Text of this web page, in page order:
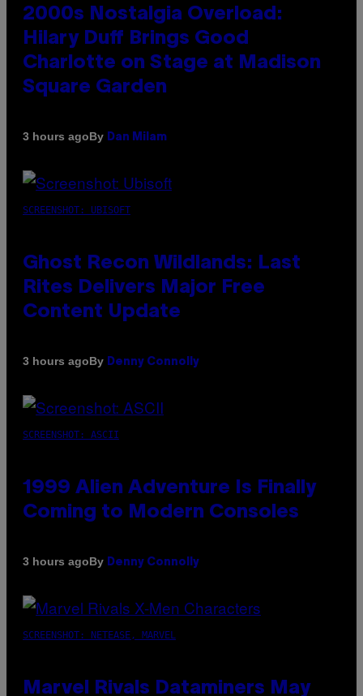
2000s Nostalgia Overload:
Hilary Duff Brings Good
Charlotte on Stage at Madison
Square Garden
3 hours agoBy Dan Milam
SCREENSHOT: UBISOFT
Ghost Recon Wildlands: Last
Rites Delivers Major Free
Content Update
3 hours agoBy Denny Connolly
SCREENSHOT: ASCII
1999 Alien Adventure Is Finally
Coming to Modern Consoles
3 hours agoBy Denny Connolly
SCREENSHOT: NETEASE, MARVEL
Marvel Rivals Dataminers May